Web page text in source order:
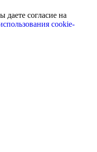
даете согласие на
cookie-